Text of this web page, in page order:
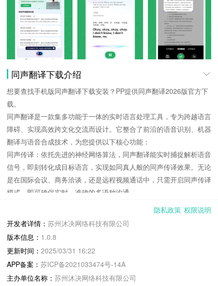
同声翻译下载介绍
想要查找手机版同声翻译下载安装？PP提供同声翻译2026版官方下
载。
同声翻译是一款集多功能于一体的实时语言处理工具，专为跨越语言
障碍、实现高效跨文化交流而设计。它整合了前沿的语音识别、机器
翻译与语音合成技术，为您提供以下核心功能：
同声传译：依托先进的神经网络算法，同声翻译能实时捕捉解析语音
信号，即刻转化成目标语言，实现如同真人般的同声传译效果。无论
是在国际会议、商务洽谈，还是远程视频通话中，只需开启同声传译
模式，即可确保实时、准确的多语种沟通。
对话翻译：支持双人面对面或远程实时语音对话翻译。双方只需各自
流、商务谈判，还是旅行中的问路咨询，同声翻译都能为您搭建起无
障碍的语言桥梁。
拍照翻译：只需一键拍摄或上传图片，内置的OCR（光学字符识
别）技术能迅速识别图像中的文字，翻译成所需语言。无论是菜单、
路标、说明书，还是书籍、海报等各类印刷品，瞬间扫除文字理解难
隐私政策 权限说明
开发者详情： 苏州沐决网络科技有限公司
版本信息： 1.0.8
更新时间： 2025/03/31 16:22
APP备案： 苏ICP备2021033474号-14A
主办单位名称： 苏州沐决网络科技有限公司